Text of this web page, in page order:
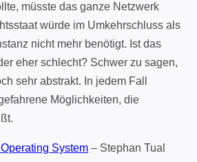
müsste das ganze Netzwerk
würde im Umkehrschluss als
nicht mehr benötigt. Ist das
eher schlecht? Schwer zu sagen,
sehr abstrakt. In jedem Fall
Möglichkeiten, die
System – Stephan Tual